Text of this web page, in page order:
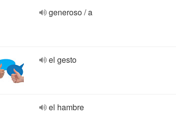
generoso / a
el gesto
el hambre